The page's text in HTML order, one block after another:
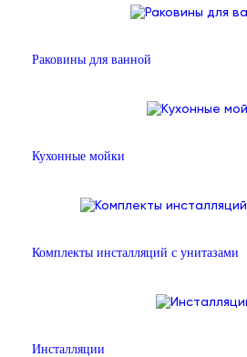
Раковины для ванной
Кухонные мойки
Комплекты инсталляций с унитазами
Инсталляции